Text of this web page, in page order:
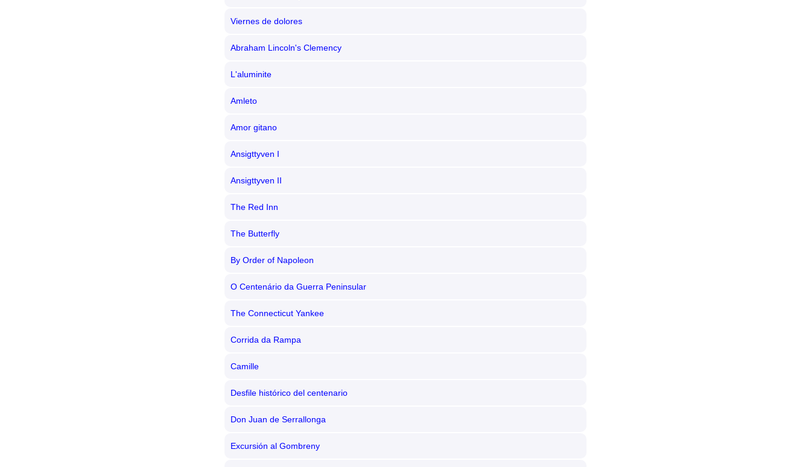
Viernes de dolores
Abraham Lincoln's Clemency
L'aluminite
Amleto
Amor gitano
Ansigttyven I
Ansigttyven II
The Red Inn
The Butterfly
By Order of Napoleon
O Centenário da Guerra Peninsular
The Connecticut Yankee
Corrida da Rampa
Camille
Desfile histórico del centenario
Don Juan de Serrallonga
Excursión al Gombreny